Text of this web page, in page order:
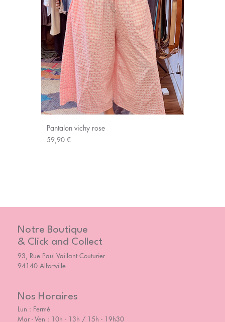
Pantalon vichy rose
Prix
59,90 €
Notre Boutique
& Click and Collect
93, Rue Paul Vaillant Couturier
94140 Alfortville
Nos Horaires
Lun : Fermé
Mar - Ven : 10h - 13h / 15h - 19h30